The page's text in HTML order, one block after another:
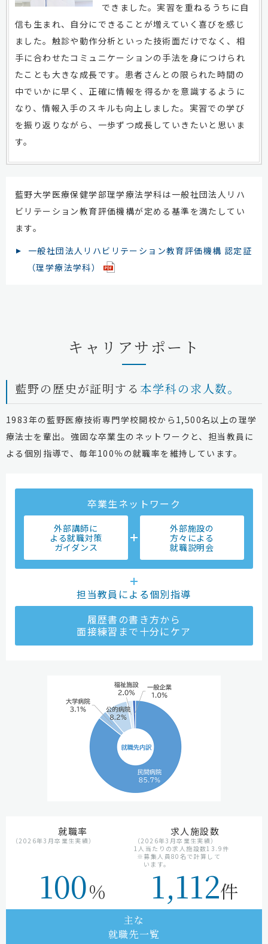
できました。実習を重ねるうちに自
信も生まれ、自分にできることが増えていく喜びを感じ
ました。触診や動作分析といった技術面だけでなく、相
手に合わせたコミュニケーションの手法を身につけられ
たことも大きな成長です。患者さんとの限られた時間の
中でいかに早く、正確に情報を得るかを意識するように
なり、情報入手のスキルも向上しました。実習での学び
を振り返りながら、一歩ずつ成長していきたいと思いま
す。
藍野大学医療保健学部理学療法学科は一般社団法人リハ
ビリテーション教育評価機構が定める基準を満たしてい
ます。
一般社団法人リハビリテーション教育評価機構 認定証
（理学療法学科）
キャリアサポート
藍野の歴史が証明する 本学科の求人数。
1983年の藍野医療技術専門学校開校から1,500名以上の理学
療法士を輩出。強固な卒業生のネットワークと、担当教員に
よる個別指導で、毎年100％の就職率を維持しています。
卒業生ネットワーク
外部講師に
よる就職対策
ガイダンス
外部施設の
方々による
就職説明会
担当教員による個別指導
履歴書の書き方から
面接練習まで十分にケア
就職率
（2026年3月卒業生実績）
100％
求人施設数
（2026年3月卒業生実績）
1人当たりの求人施設数13.9件
※募集人員80名で計算して
います。
1,112件
主な
就職先一覧